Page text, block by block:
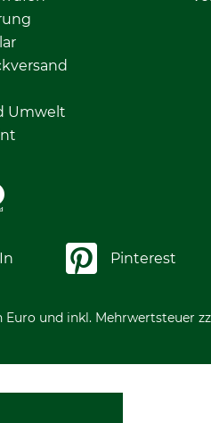
Umwelt
Pinterest
Euro und inkl. Mehrwertsteuer